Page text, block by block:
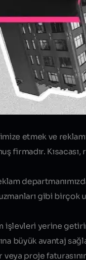
etmek ve
firmadır.
gibi birçok
işlevleri yerine
büyük avantaj
proje